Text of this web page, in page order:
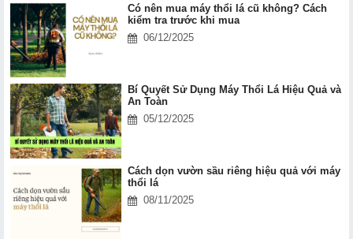
Có nên mua máy thổi lá cũ không? Cách
kiểm tra trước khi mua
06/12/2025
Bí Quyết Sử Dụng Máy Thổi Lá Hiệu Quả và
An Toàn
05/12/2025
Cách dọn vườn sầu riêng hiệu quả với máy
thổi lá
08/11/2025